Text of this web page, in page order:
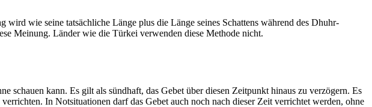
wie seine tatsächliche Länge plus die Länge seines Schattens während des Dhuhr-
Meinung. Länder wie die Türkei verwenden diese Methode nicht.
kann. Es gilt als sündhaft, das Gebet über diesen Zeitpunkt hinaus zu verzögern. Es
In Notsituationen darf das Gebet auch noch nach dieser Zeit verrichtet werden, ohne